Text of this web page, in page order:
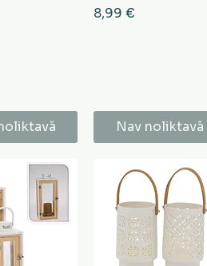
Cena
8,99 €
Nav noliktavā